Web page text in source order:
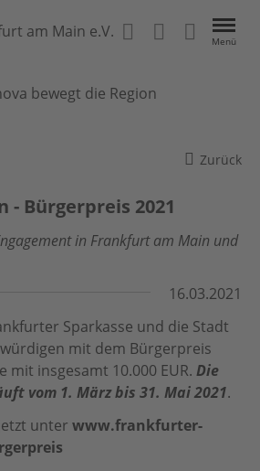
Menü
Für Vereine
Zurück
- Bürgerpreis 2021
in Frankfurt am Main und
16.03.2021
Sparkasse und die Stadt
mit dem Bürgerpreis
mit insgesamt 10.000 EUR. Die
vom 1. März bis 31. Mai 2021.
unter www.frankfurter-